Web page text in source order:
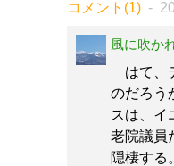
コメント(1)
風に吹か
はて、
のだろう
スは、イ
老院議員
隠棲する